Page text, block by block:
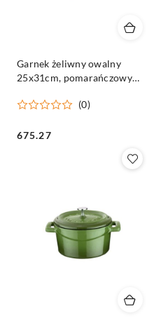
Garnek żeliwny owalny
25x31cm, pomarańczowy
(0)
Cena:
675.27